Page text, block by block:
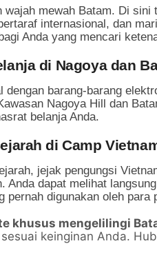
wajah mewah Batam. Di
internasional, dan
Anda yang mencari
di Nagoya dan
dengan barang-barang
Nagoya Hill dan
belanja Anda.
di Camp
jejak pengungsi
Anda dapat melihat
pernah digunakan oleh
khusus mengelilingi
keinginan Anda.